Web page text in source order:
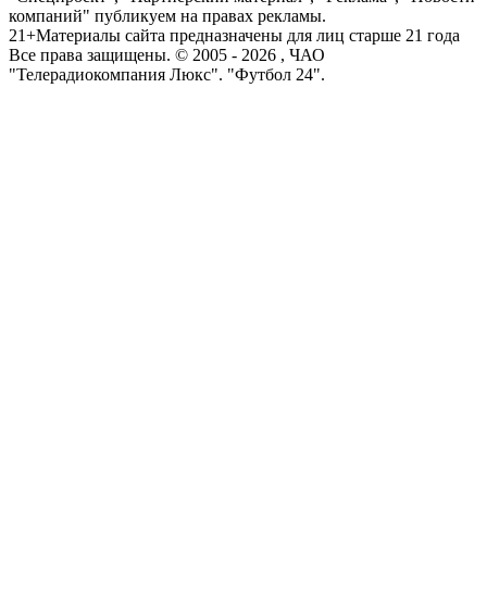
компаний" публикуем на правах рекламы.
21+Материалы сайта предназначены для лиц старше 21 года
Все права защищены. © 2005 - 2026 , ЧАО
"Телерадиокомпания Люкс". "Футбол 24".